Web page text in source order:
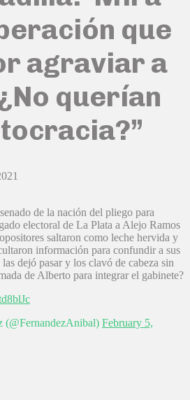
que
agraviar a
querían
de la nación del pliego para
electoral de La Plata a Alejo Ramos
saltaron como leche hervida y
información para confundir a sus
dejó pasar y los clavó de cabeza sin
de Alberto para integrar el gabinete?
February 5,